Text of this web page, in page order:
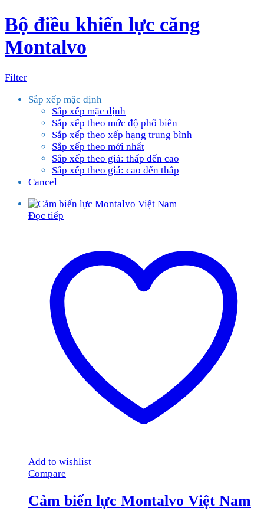
Bộ điều khiển lực căng
Montalvo
Filter
Sắp xếp mặc định
Sắp xếp mặc định
Sắp xếp theo mức độ phổ biến
Sắp xếp theo xếp hạng trung bình
Sắp xếp theo mới nhất
Sắp xếp theo giá: thấp đến cao
Sắp xếp theo giá: cao đến thấp
Cancel
Đọc tiếp
Add to wishlist
Compare
Cảm biến lực Montalvo Việt Nam